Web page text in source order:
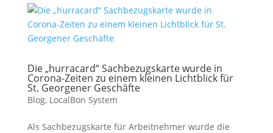
Die „hurracard“ Sachbezugskarte wurde in
Corona-Zeiten zu einem kleinen Lichtblick für
St. Georgener Geschäfte
Blog, LocalBon System
Als Sachbezugskarte für Arbeitnehmer wurde die